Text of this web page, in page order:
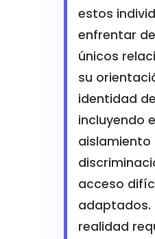
estos
enfrentar
únicos
su
identidad
incluyendo
aislamiento
acceso
adaptados.
realidad